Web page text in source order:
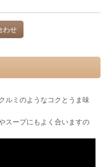
わせ
ルミのようなコクとうま味
スープにもよく合いますの